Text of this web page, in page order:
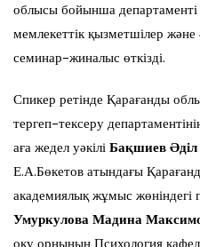
облысы бойынша
мемлекеттік қызметшілер және
семинар-жиналыс өткізді.
Спикер ретінде Қарағанды
тергеп-тексеру
аға жедел уәкілі Бақшиев
Е.А.Бөкетов атындағы
академиялық жұмыс
Умуркулова Мадина